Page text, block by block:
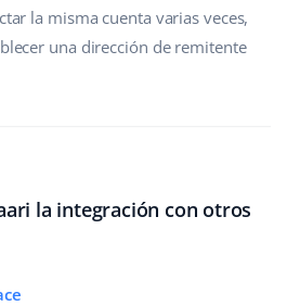
la misma cuenta varias veces,
una dirección de remitente
la integración con otros